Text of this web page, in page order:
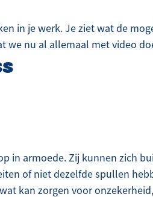
in je werk. Je ziet wat de
we nu al allemaal met video
in armoede. Zij kunnen zich
of niet dezelfde spullen
kan zorgen voor